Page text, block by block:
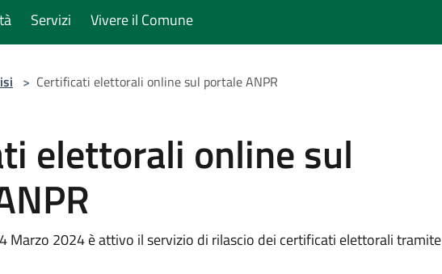
Servizi Vivere il Comune
> Certificati elettorali online sul portale ANPR
elettorali online sul
Marzo 2024 è attivo il servizio di rilascio dei certificati elettorali tramite